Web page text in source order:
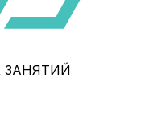
ЗАНЯТИЙ